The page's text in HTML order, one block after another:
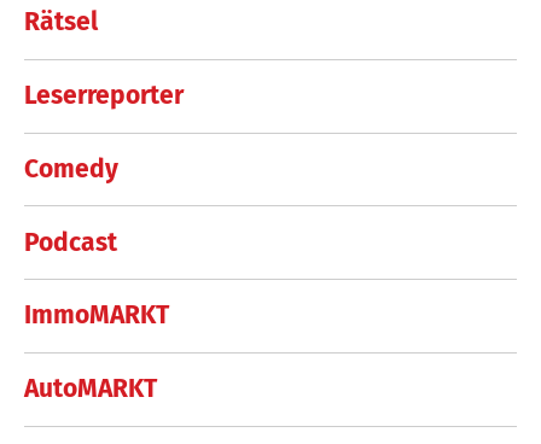
Rätsel
Leserreporter
Comedy
Podcast
ImmoMARKT
AutoMARKT